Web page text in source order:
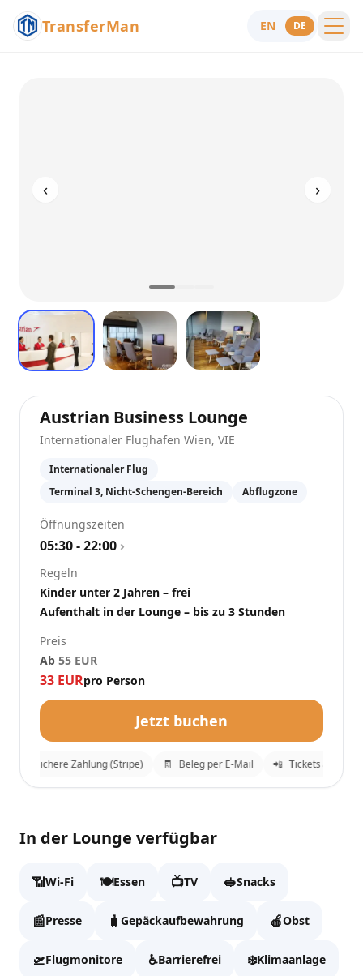
TransferMan EN DE
‹ ›
Austrian Business Lounge
Internationaler Flughafen Wien, VIE
Internationaler Flug
Terminal 3, Nicht-Schengen-Bereich
Abflugzone
Öffnungszeiten
05:30 - 22:00 ›
Regeln
Kinder unter 2 Jahren – frei
Aufenthalt in der Lounge – bis zu 3 Stunden
Preis
Ab 55 EUR
33 EURpro Person
Jetzt buchen
Sichere Zahlung (Stripe) Beleg per E-Mail Tickets an
Austrian Business Lounge
Fülle die Daten aus, um zur Kasse zu gehen.
Vollständiger Name
Email
In der Lounge verfügbar
📶Wi-Fi 🍽️Essen 📺TV 🥪Snacks
📰Presse 🧳 Gepäckaufbewahrung 🍎Obst
🛫Flugmonitore ♿Barrierefrei ❄️Klimaanlage